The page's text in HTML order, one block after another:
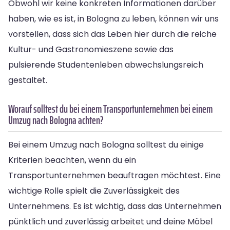
Obwohl wir keine konkreten Informationen darüber
haben, wie es ist, in Bologna zu leben, können wir uns
vorstellen, dass sich das Leben hier durch die reiche
Kultur- und Gastronomieszene sowie das
pulsierende Studentenleben abwechslungsreich
gestaltet.
Worauf solltest du bei einem Transportunternehmen bei einem
Umzug nach Bologna achten?
Bei einem Umzug nach Bologna solltest du einige
Kriterien beachten, wenn du ein
Transportunternehmen beauftragen möchtest. Eine
wichtige Rolle spielt die Zuverlässigkeit des
Unternehmens. Es ist wichtig, dass das Unternehmen
pünktlich und zuverlässig arbeitet und deine Möbel